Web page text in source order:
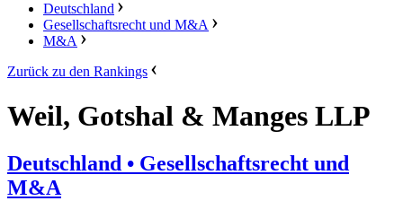
Deutschland
Gesellschaftsrecht und M&A
M&A
Zurück zu den Rankings
Weil, Gotshal & Manges LLP
Deutschland • Gesellschaftsrecht und
M&A